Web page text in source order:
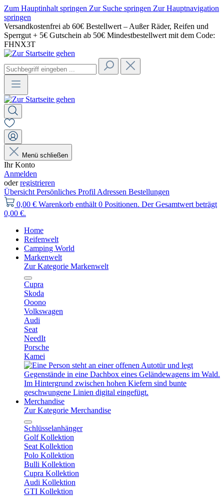
Zum Hauptinhalt springen Zur Suche springen Zur Hauptnavigation
springen
Versandkostenfrei ab 60€ Bestellwert – Außer Räder, Reifen und
Sperrgut + 5€ Gutschein ab 50€ Mindestbestellwert mit dem Code:
FHNX3T
Menü schließen
Ihr Konto
Anmelden
oderregistrieren
Übersicht Persönliches Profil Adressen Bestellungen
0,00 € Warenkorb enthält 0 Positionen. Der Gesamtwert beträgt
0,00 €.
Home
Reifenwelt
Camping World
Markenwelt
Zur Kategorie Markenwelt
Cupra
Skoda
Ooono
Volkswagen
Audi
Seat
NeedIt
Porsche
Kamei
Merchandise
Zur Kategorie Merchandise
Schlüsselanhänger
Golf Kollektion
Seat Kollektion
Polo Kollektion
Bulli Kollektion
Cupra Kollektion
Audi Kollektion
GTI Kollektion